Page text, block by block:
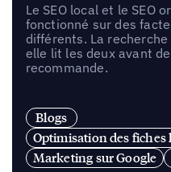
Le SEO local et le SEO
fonctionné sur des
différents. La
elle lit les deux avant
recommande.
Blogs
Optimisation des fiches
Marketing sur Google